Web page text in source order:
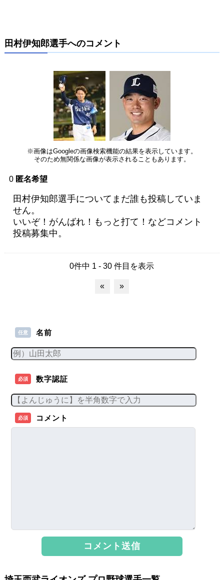
田村伊知郎選手へのコメント
※画像はGoogleの画像検索機能の結果を表示しています。
そのため無関係な画像が表示されることもあります。
0 匿名希望
田村伊知郎選手についてまだ誰も投稿していま
せん。
いいぞ！がんばれ！もっと打て！などコメント
投稿募集中。
0件中 1 - 30 件目を表示
« »
任意 名前
必須 数字認証
必須 コメント